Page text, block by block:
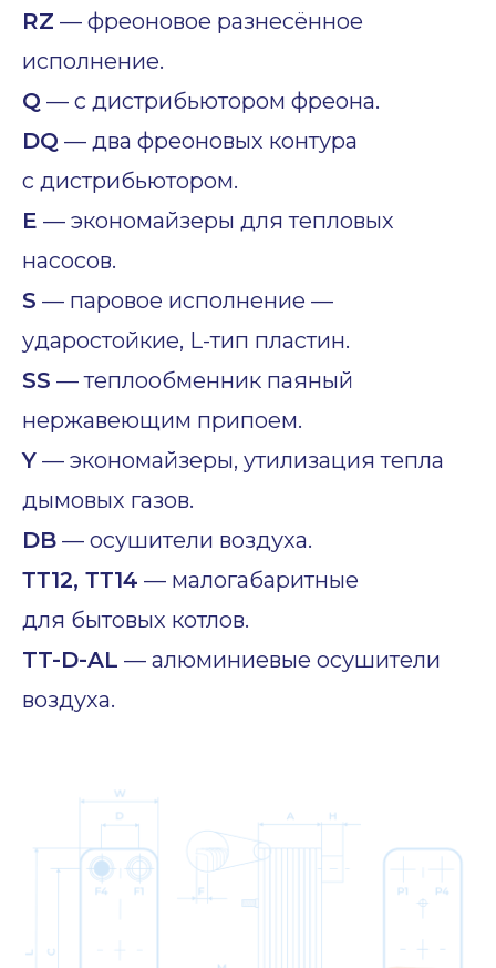
RZ — фреоновое разнесённое
исполнение.
Q — с дистрибьютором фреона.
DQ — два фреоновых контура
с дистрибьютором.
E — экономайзеры для тепловых
насосов.
S — паровое исполнение —
ударостойкие, L-тип пластин.
SS — теплообменник паяный
нержавеющим припоем.
Y — экономайзеры, утилизация тепла
дымовых газов.
DB — осушители воздуха.
ТТ12, ТТ14 — малогабаритные
для бытовых котлов.
TT-D-AL — алюминиевые осушители
воздуха.